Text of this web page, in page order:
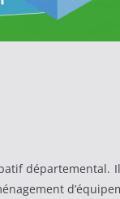
départemental.